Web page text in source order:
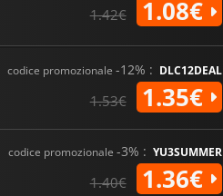
1.42€ 1.08€
codice promozionale -12% : DLC12DEAL
1.53€ 1.35€
codice promozionale -3% : YU3SUMMER
1.40€ 1.36€